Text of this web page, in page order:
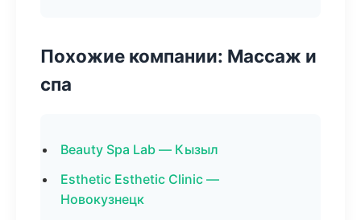
Похожие компании: Массаж и
спа
Beauty Spa Lab — Кызыл
Esthetic Esthetic Clinic —
Новокузнецк